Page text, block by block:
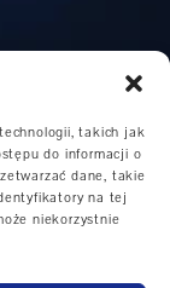
takich jak
do informacji o
dane, takie
na tej
niekorzystnie